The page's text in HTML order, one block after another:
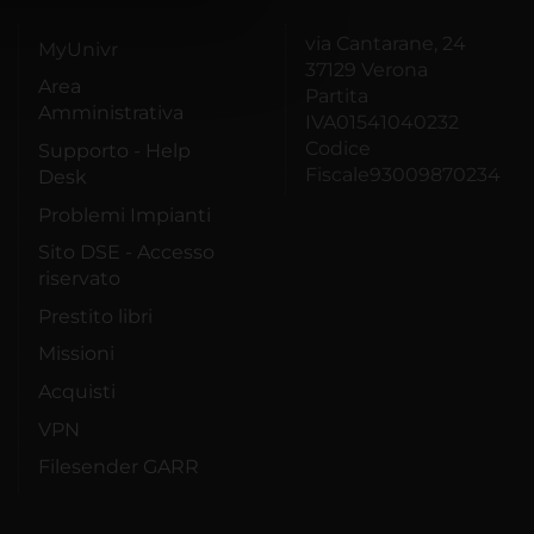
MyUnivr
Area
Amministrativa
Supporto - Help
Desk
Problemi Impianti
Sito DSE - Accesso
riservato
Prestito libri
Missioni
Acquisti
VPN
Filesender GARR
via Cantarane, 24
37129 Verona
Partita
IVA01541040232
Codice
Fiscale93009870234